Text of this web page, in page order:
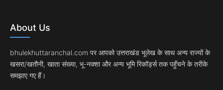
About Us
bhulekhuttaranchal.com पर आपको उत्तराखंड भूलेख के साथ अन्य राज्यों के
खसरा/खतौनी, खाता संख्या, भू-नक्शा और अन्य भूमि रिकॉर्ड्स तक पहुँचने के तरीके
समझाए गए हैं।